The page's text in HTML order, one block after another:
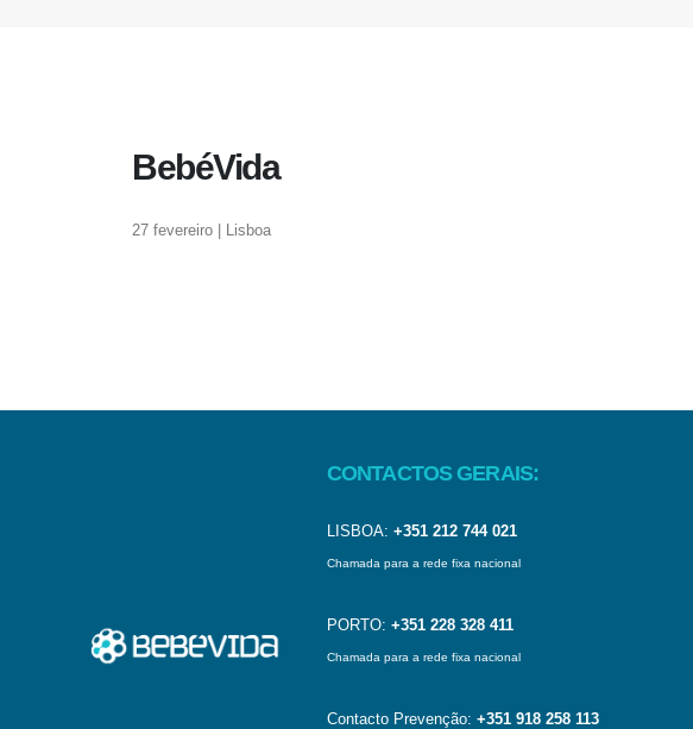
BebéVida
27 fevereiro | Lisboa
CONTACTOS GERAIS:
LISBOA: +351 212 744 021
Chamada para a rede fixa nacional
PORTO: +351 228 328 411
Chamada para a rede fixa nacional
Contacto Prevenção: +351 918 258 113